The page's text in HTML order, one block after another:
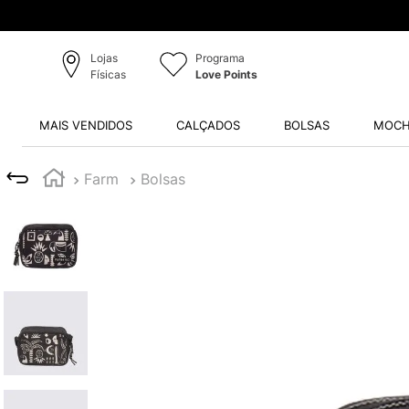
Lojas
Físicas
Programa
Love Points
MAIS VENDIDOS CALÇADOS BOLSAS
Farm Bolsas